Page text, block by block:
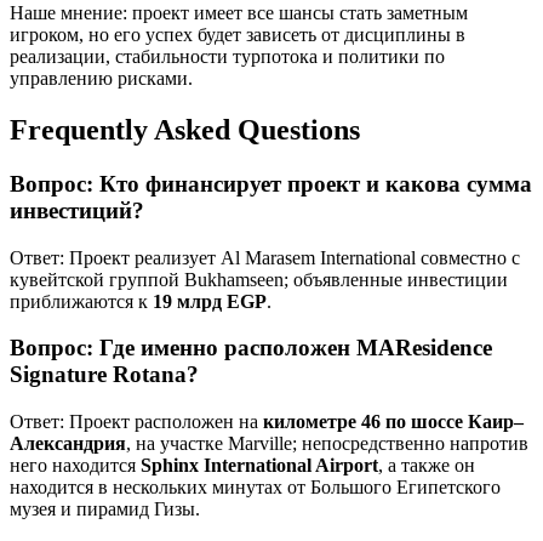
Наше мнение: проект имеет все шансы стать заметным
игроком, но его успех будет зависеть от дисциплины в
реализации, стабильности турпотока и политики по
управлению рисками.
Frequently Asked Questions
Вопрос: Кто финансирует проект и какова сумма
инвестиций?
Ответ: Проект реализует Al Marasem International совместно с
кувейтской группой Bukhamseen; объявленные инвестиции
приближаются к 19 млрд EGP.
Вопрос: Где именно расположен MAResidence
Signature Rotana?
Ответ: Проект расположен на километре 46 по шоссе Каир–
Александрия, на участке Marville; непосредственно напротив
него находится Sphinx International Airport, а также он
находится в нескольких минутах от Большого Египетского
музея и пирамид Гизы.